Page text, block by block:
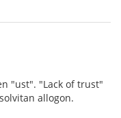
"ust". "Lack of trust"
allogon.